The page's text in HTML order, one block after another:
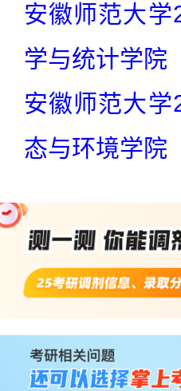
安徽师范大
学与统计学院
安徽师范大
态与环境学院